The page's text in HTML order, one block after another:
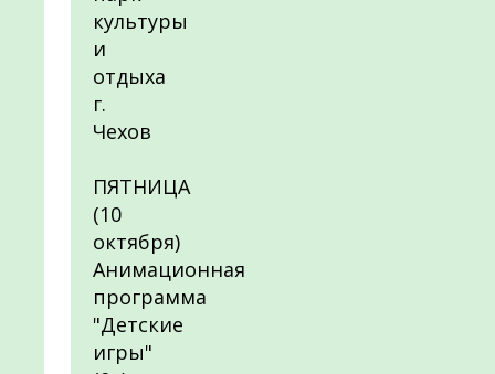
культуры
и
отдыха
г.
Чехов
ПЯТНИЦА
(10
октября)
Анимационная
программа
"Детские
игры"